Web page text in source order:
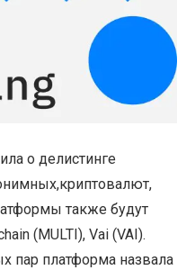
о делистинге
также будут
(MULTI), Vai (VAI).
пар платформа назвала